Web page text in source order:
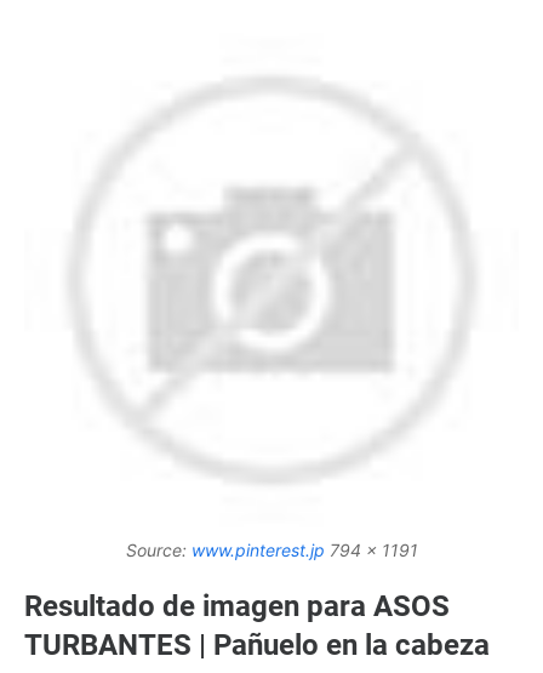
Source: www.pinterest.jp 794 x 1191
Resultado de imagen para ASOS
TURBANTES | Pañuelo en la cabeza